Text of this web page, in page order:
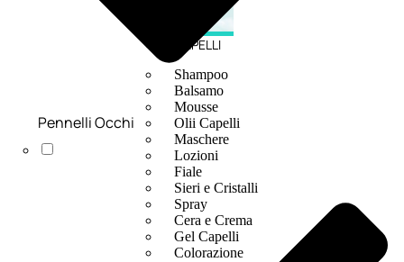
CAPELLI
Shampoo
Balsamo
Mousse
Olii Capelli
Maschere
Lozioni
Fiale
Sieri e Cristalli
Spray
Cera e Crema
Gel Capelli
Colorazione
Pennelli Occhi